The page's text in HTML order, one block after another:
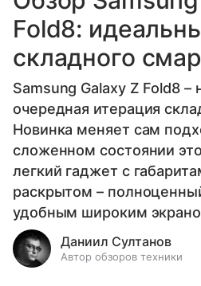
Fold8:
складного
Samsung Galaxy Z Fold8 –
очередная итерация
Новинка меняет сам
сложенном состоянии
легкий гаджет с
раскрытом –
удобным широким
Даниил Султанов
Автор обзоров техники